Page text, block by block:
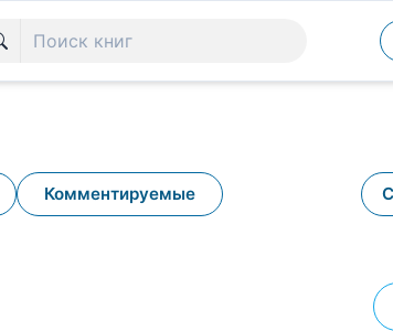
Комментируемые